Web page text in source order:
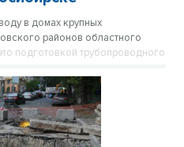
в домах крупных
районов областного
подготовкой трубопроводного